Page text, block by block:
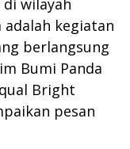
wilayah
adalah kegiatan
berlangsung
Bumi Panda
Bright
pesan